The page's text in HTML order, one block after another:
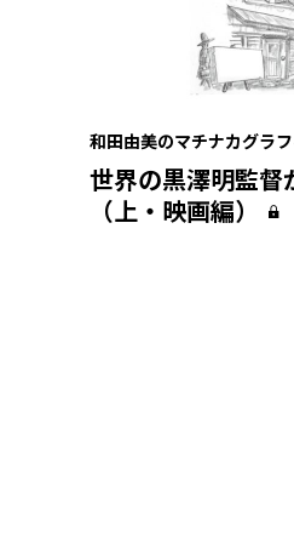
和田由美のマチナカグラ
世界の黒澤明監督
（上・映画編）